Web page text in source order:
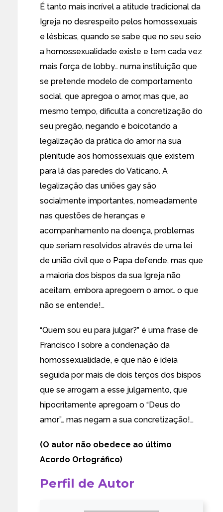
É tanto mais incrível a atitude tradicional da
Igreja no desrespeito pelos homossexuais
e lésbicas, quando se sabe que no seu seio
a homossexualidade existe e tem cada vez
mais força de lobby… numa instituição que
se pretende modelo de comportamento
social, que apregoa o amor, mas que, ao
mesmo tempo, dificulta a concretização do
seu pregão, negando e boicotando a
legalização da prática do amor na sua
plenitude aos homossexuais que existem
para lá das paredes do Vaticano. A
legalização das uniões gay são
socialmente importantes, nomeadamente
nas questões de heranças e
acompanhamento na doença, problemas
que seriam resolvidos através de uma lei
de união civil que o Papa defende, mas que
a maioria dos bispos da sua Igreja não
aceitam, embora apregoem o amor… o que
não se entende!…
“Quem sou eu para julgar?” é uma frase de
Francisco I sobre a condenação da
homossexualidade, e que não é ideia
seguida por mais de dois terços dos bispos
que se arrogam a esse julgamento, que
hipocritamente apregoam o “Deus do
amor”… mas negam a sua concretização!…
(O autor não obedece ao último
Acordo Ortográfico)
Perfil de Autor